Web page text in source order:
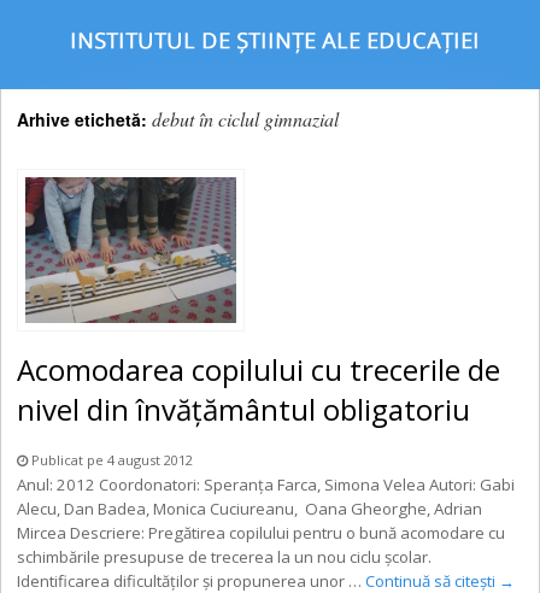
Arhive etichetă:debut în ciclul gimnazial
Acomodarea copilului cu trecerile de
nivel din învățământul obligatoriu
Publicat pe 4 august 2012
Anul: 2012 Coordonatori: Speranța Farca, Simona Velea Autori: Gabi
Alecu, Dan Badea, Monica Cuciureanu, Oana Gheorghe, Adrian
Mircea Descriere: Pregătirea copilului pentru o bună acomodare cu
schimbările presupuse de trecerea la un nou ciclu școlar.
Identificarea dificultăților și propunerea unor …Continuă să citești →